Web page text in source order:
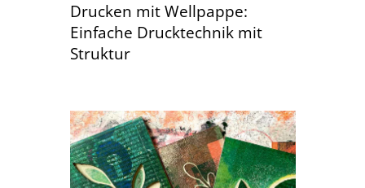
Drucken mit Wellpappe:
Einfache Drucktechnik mit
Struktur